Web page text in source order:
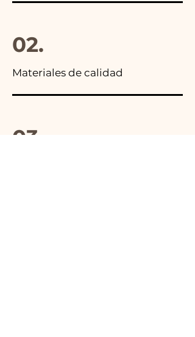
02.
Materiales de calidad
03.